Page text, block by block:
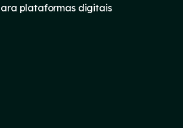
plataformas digitais